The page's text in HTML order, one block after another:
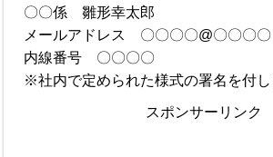
〇〇係 雛形幸太郎
メールアドレス 〇〇〇〇@〇〇〇〇
内線番号 〇〇〇〇
※社内で定められた様式の署名を付し
スポンサーリンク